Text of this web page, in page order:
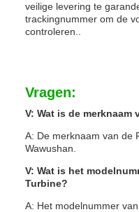
veilige levering te
trackingnummer om de
controleren..
Vragen:
V: Wat is de merknaam
A: De merknaam van de
Wawushan.
V: Wat is het
Turbine?
A: Het modelnummer